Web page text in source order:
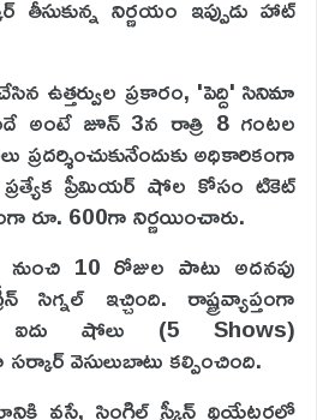
తీసుకున్న నిర్ణయం ఇప్పుడు హాట్
ఉత్తర్వుల ప్రకారం, 'పెద్ది' సినిమా
అంటే జూన్ 3న రాత్రి 8 గంటల
ప్రదర్శించుకునేందుకు అధికారికంగా
ప్రీమియర్ షోల కోసం టికెట్
రూ. 600గా నిర్ణయించారు.
10 రోజుల పాటు అదనపు
సిగ్నల్ ఇచ్చింది. రాష్ట్రవ్యాప్తంగా
ఐదు షోలు (5 Shows)
వెసులుబాటు కల్పించింది.
వస్తే, సింగిల్ స్క్రీన్ థియేటర్లలో